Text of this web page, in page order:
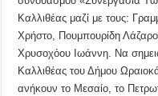
Καλλιθέας μαζί με τους:
Χρήστο, Πουμπουρίδη
Χρυσοχόου Ιωάννη. Να
Καλλιθέας του Δήμου
ανήκουν το Μεσαίο, το